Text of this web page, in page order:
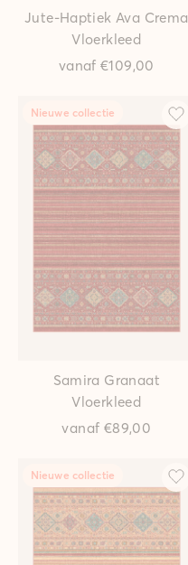
Jute-Haptiek Ava Crema
Vloerkleed
vanaf€109,00
Nieuwe collectie
Samira Granaat
Vloerkleed
vanaf €89,00
Nieuwe collectie